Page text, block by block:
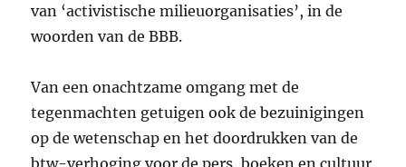
van ‘activistische milieuorganisaties’, in de
woorden van deBBB.
Van een onachtzame omgang met de
tegenmachten getuigen ook de bezuinigingen
op de wetenschap en het doordrukken van de
btw-verhoging voor de pers, boeken en cultuur